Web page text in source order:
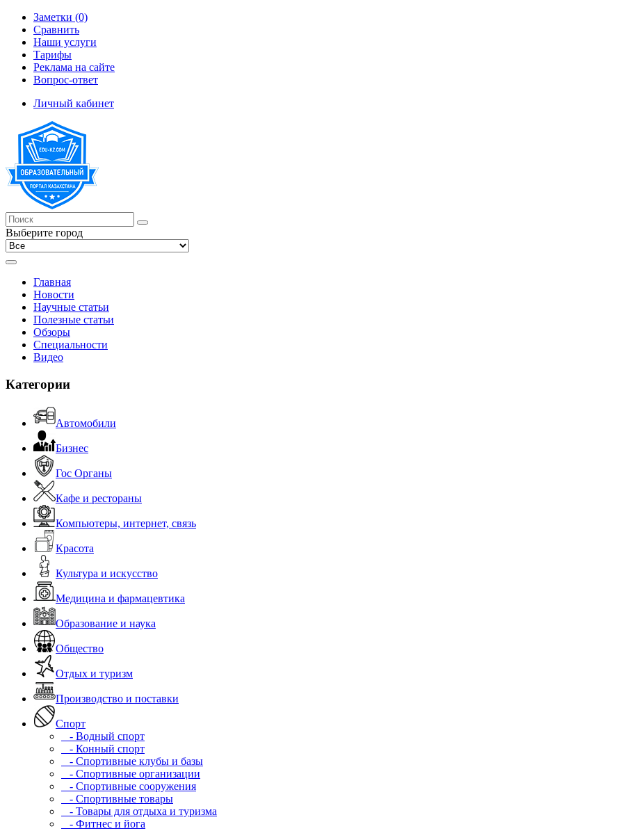
Заметки (0)
Сравнить
Наши услуги
Тарифы
Реклама на сайте
Вопрос-ответ
Личный кабинет
Выберите город
Главная
Новости
Научные статьи
Полезные статьи
Обзоры
Специальности
Видео
Категории
Автомобили
Бизнес
Гос Органы
Кафе и рестораны
Компьютеры, интернет, связь
Красота
Культура и искусство
Медицина и фармацевтика
Образование и наука
Общество
Отдых и туризм
Производство и поставки
Спорт
- Водный спорт
- Конный спорт
- Спортивные клубы и базы
- Спортивные организации
- Спортивные сооружения
- Спортивные товары
- Товары для отдыха и туризма
- Фитнес и йога